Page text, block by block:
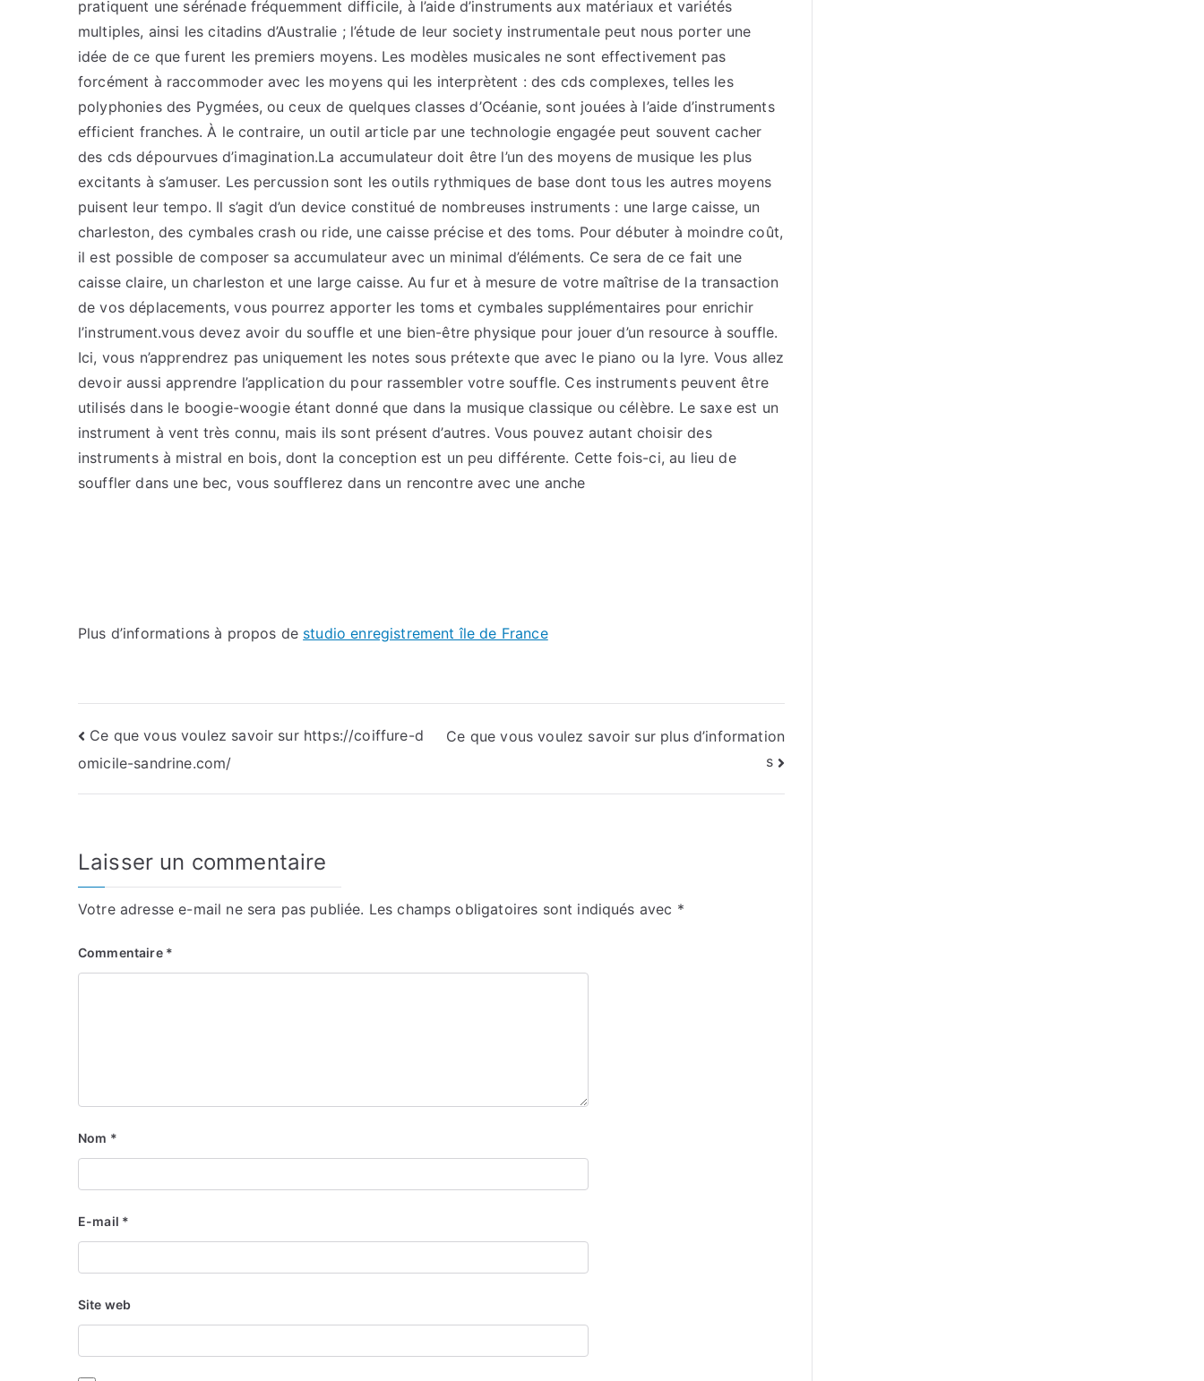
pratiquent une sérénade fréquemment difficile, à l’aide d’instruments aux matériaux et variétés
multiples, ainsi les citadins d’Australie ; l’étude de leur society instrumentale peut nous porter une
idée de ce que furent les premiers moyens. Les modèles musicales ne sont effectivement pas
forcément à raccommoder avec les moyens qui les interprètent : des cds complexes, telles les
polyphonies des Pygmées, ou ceux de quelques classes d’Océanie, sont jouées à l’aide d’instruments
efficient franches. À le contraire, un outil article par une technologie engagée peut souvent cacher
des cds dépourvues d’imagination.La accumulateur doit être l’un des moyens de musique les plus
excitants à s’amuser. Les percussion sont les outils rythmiques de base dont tous les autres moyens
puisent leur tempo. Il s’agit d’un device constitué de nombreuses instruments : une large caisse, un
charleston, des cymbales crash ou ride, une caisse précise et des toms. Pour débuter à moindre coût,
il est possible de composer sa accumulateur avec un minimal d’éléments. Ce sera de ce fait une
caisse claire, un charleston et une large caisse. Au fur et à mesure de votre maîtrise de la transaction
de vos déplacements, vous pourrez apporter les toms et cymbales supplémentaires pour enrichir
l’instrument.vous devez avoir du souffle et une bien-être physique pour jouer d’un resource à souffle.
Ici, vous n’apprendrez pas uniquement les notes sous prétexte que avec le piano ou la lyre. Vous allez
devoir aussi apprendre l’application du pour rassembler votre souffle. Ces instruments peuvent être
utilisés dans le boogie-woogie étant donné que dans la musique classique ou célèbre. Le saxe est un
instrument à vent très connu, mais ils sont présent d’autres. Vous pouvez autant choisir des
instruments à mistral en bois, dont la conception est un peu différente. Cette fois-ci, au lieu de
souffler dans une bec, vous soufflerez dans un rencontre avec une anche
Plus d’informations à propos de studio enregistrement île de France
Navigation
de
Ce que vous voulez savoir sur https://coiffure-d
omicile-sandrine.com/
Ce que vous voulez savoir sur plus d’information
s
Laisser un commentaire
Votre adresse e-mail ne sera pas publiée. Les champs obligatoires sont indiqués avec *
Commentaire *
Nom *
E-mail *
Site web